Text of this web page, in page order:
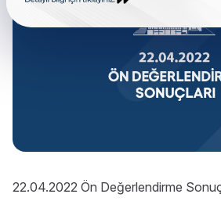
22.04.2022 Ön Değerlendirme